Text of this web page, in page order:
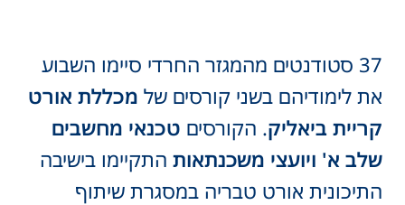
37 סטודנטים מהמגזר החרדי סיימו השבוע
את לימודיהם בשני קורסים של מכללת אורט
קריית ביאליק. הקורסים טכנאי מחשבים
שלב א' ויועצי משכנתאות התקיימו בישיבה
התיכונית אורט טבריה במסגרת שיתוף